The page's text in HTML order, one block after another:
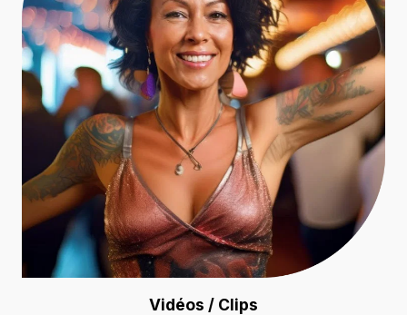
Vidéos / Clips